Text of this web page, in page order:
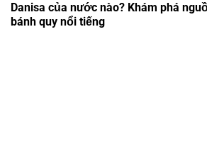
Danisa của nước nào? Khám phá
bánh quy nổi tiếng